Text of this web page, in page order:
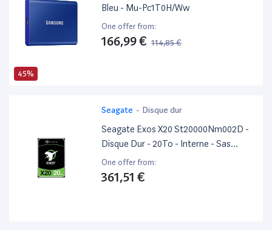
45%
Bleu - Mu-Pc1T0H/Ww
One offer from:
166,99 € 114,85 €
Seagate - Disque dur
Seagate Exos X20 St20000Nm002D -
Disque Dur - 20To - Interne - Sas
12Gb/S - 7200 Tours/Min - Mémoire
Tampon : 256 Mo
One offer from:
361,51 €